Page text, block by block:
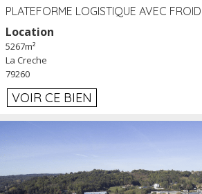
Location
5267m²
La Creche
79260
VOIR CE BIEN